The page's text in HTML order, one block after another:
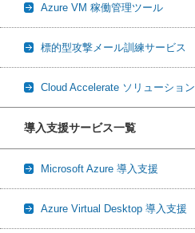
Azure VM 稼働管理ツール
標的型攻撃メール訓練サービス
Cloud Accelerate ソリューション
導入支援サービス一覧
Microsoft Azure 導入支援
Azure Virtual Desktop 導入支援